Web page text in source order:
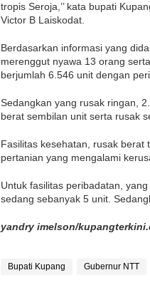
tropis Seroja,’’ kata bupati
Victor B Laiskodat.
Berdasarkan informasi yang
merenggut nyawa 13 orang
berjumlah 6.546 unit dengan
Sedangkan yang rusak ringan,
berat sembilan unit serta rusak
Fasilitas kesehatan, rusak berat
pertanian yang mengalami
Untuk fasilitas peribadatan,
sedang sebanyak 5 unit.
yandry imelson/
Bupati Kupang Gubernur NTT